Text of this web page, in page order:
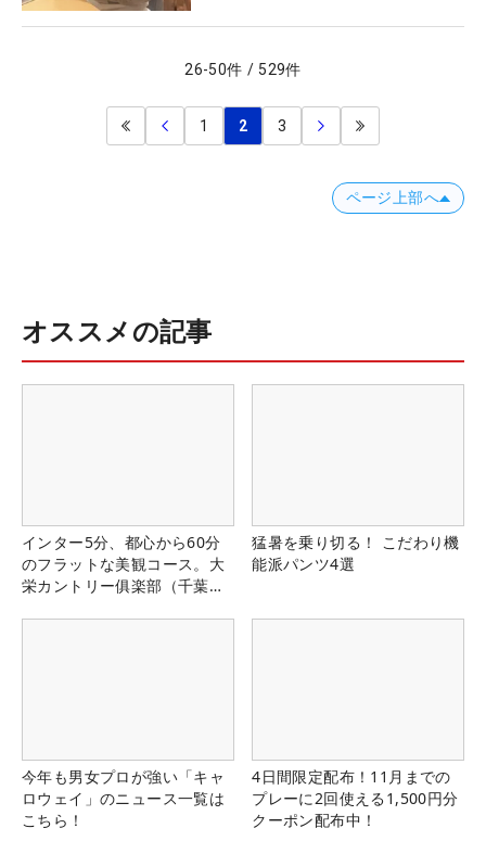
26-50件 / 529件
1 2 3
ページ上部へ
オススメの記事
インター5分、都心から60分
のフラットな美観コース。大
栄カントリー俱楽部（千葉
猛暑を乗り切る！ こだわり機
能派パンツ4選
今年も男女プロが強い「キャ
ロウェイ」のニュース一覧は
こちら！
4日間限定配布！11月までの
プレーに2回使える1,500円分
クーポン配布中！